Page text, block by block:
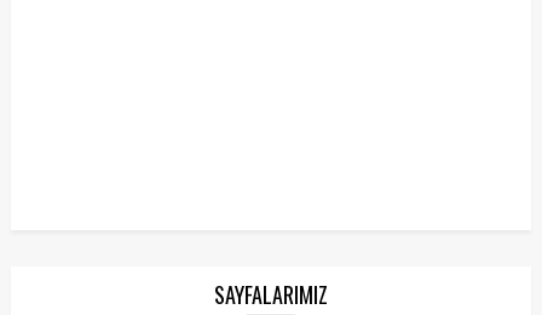
SAYFALARIMIZ